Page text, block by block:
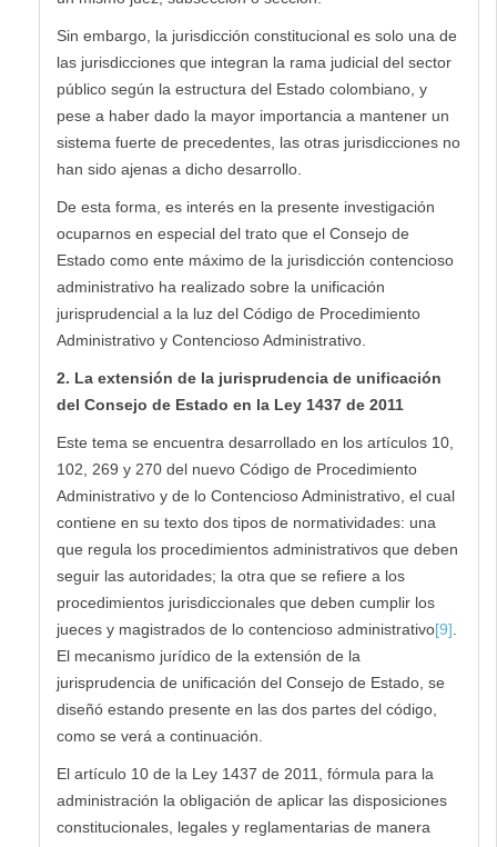
Sin embargo, la jurisdicción constitucional es solo una de
las jurisdicciones que integran la rama judicial del sector
público según la estructura del Estado colombiano, y
pese a haber dado la mayor importancia a mantener un
sistema fuerte de precedentes, las otras jurisdicciones no
han sido ajenas a dicho desarrollo.
De esta forma, es interés en la presente investigación
ocuparnos en especial del trato que el Consejo de
Estado como ente máximo de la jurisdicción contencioso
administrativo ha realizado sobre la unificación
jurisprudencial a la luz del Código de Procedimiento
Administrativo y Contencioso Administrativo.
2. La extensión de la jurisprudencia de unificación
del Consejo de Estado en la Ley 1437 de 2011
Este tema se encuentra desarrollado en los artículos 10,
102, 269 y 270 del nuevo Código de Procedimiento
Administrativo y de lo Contencioso Administrativo, el cual
contiene en su texto dos tipos de normatividades: una
que regula los procedimientos administrativos que deben
seguir las autoridades; la otra que se refiere a los
procedimientos jurisdiccionales que deben cumplir los
jueces y magistrados de lo contencioso administrativo[9]
El mecanismo jurídico de la extensión de la
jurisprudencia de unificación del Consejo de Estado, se
diseñó estando presente en las dos partes del código,
como se verá a continuación.
El artículo 10 de la Ley 1437 de 2011, fórmula para la
administración la obligación de aplicar las disposiciones
constitucionales, legales y reglamentarias de manera